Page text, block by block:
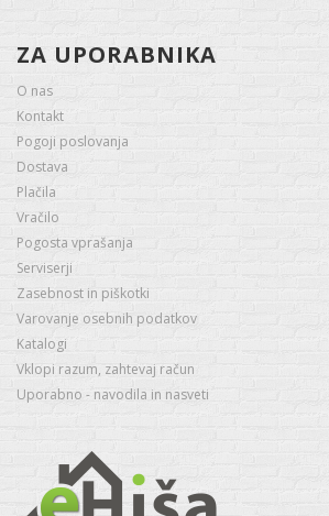
ZA UPORABNIKA
O nas
Kontakt
Pogoji poslovanja
Dostava
Plačila
Vračilo
Pogosta vprašanja
Serviserji
Zasebnost in piškotki
Varovanje osebnih podatkov
Katalogi
Vklopi razum, zahtevaj račun
Uporabno - navodila in nasveti